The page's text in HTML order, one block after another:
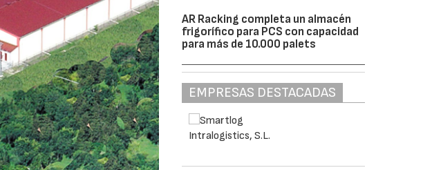
AR Racking completa un almacén
frigorífico para PCS con capacidad
para más de 10.000 palets
EMPRESAS DESTACADAS